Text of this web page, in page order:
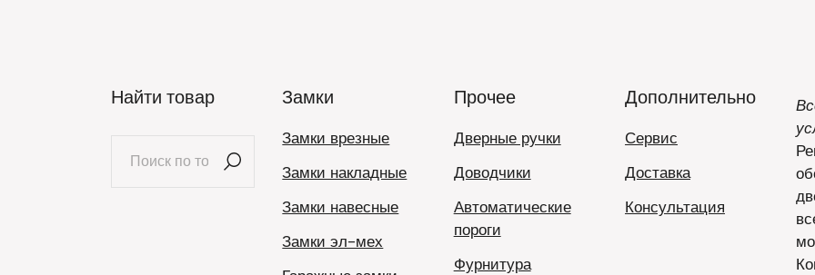
Найти товар Замки
Замки врезные
Замки накладные
Замки навесные
Замки эл-мех
Прочее
Дверные ручки
Доводчики
Автоматические
пороги
Фурнитура
Дополнительно
Сервис
Доставка
Консультация